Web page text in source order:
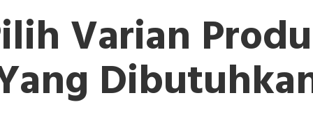
Varian